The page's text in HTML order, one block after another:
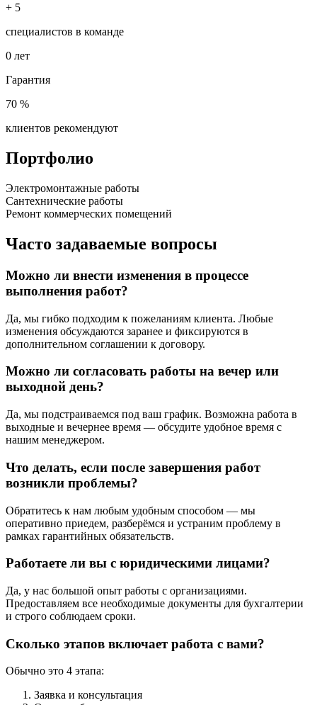
+ 5
специалистов в команде
0 лет
Гарантия
70 %
клиентов рекомендуют
Портфолио
Электромонтажные работы
Сантехнические работы
Ремонт коммерческих помещений
Часто задаваемые вопросы
Можно ли внести изменения в процессе
выполнения работ?
Да, мы гибко подходим к пожеланиям клиента. Любые
изменения обсуждаются заранее и фиксируются в
дополнительном соглашении к договору.
Можно ли согласовать работы на вечер или
выходной день?
Да, мы подстраиваемся под ваш график. Возможна работа в
выходные и вечернее время — обсудите удобное время с
нашим менеджером.
Что делать, если после завершения работ
возникли проблемы?
Обратитесь к нам любым удобным способом — мы
оперативно приедем, разберёмся и устраним проблему в
рамках гарантийных обязательств.
Работаете ли вы с юридическими лицами?
Да, у нас большой опыт работы с организациями.
Предоставляем все необходимые документы для бухгалтерии
и строго соблюдаем сроки.
Сколько этапов включает работа с вами?
Обычно это 4 этапа:
Заявка и консультация